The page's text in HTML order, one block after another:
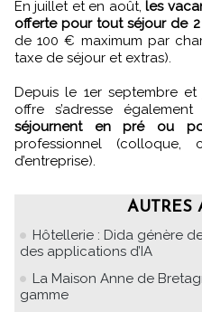
En juillet et en août, les
offerte pour tout séjour de 2
de 100 € maximum par
taxe de séjour et extras).
Depuis le 1er septembre
offre s’adresse également
séjournent en pré ou
professionnel (colloque,
d’entreprise).
AUTRES
Hôtellerie : Dida génère
des applications d’IA
La Maison Anne de
gamme